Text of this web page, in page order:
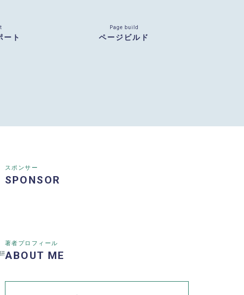
ート
Page build
ページビルド
スポンサー
SPONSOR
著者プロフィール
ABOUT ME